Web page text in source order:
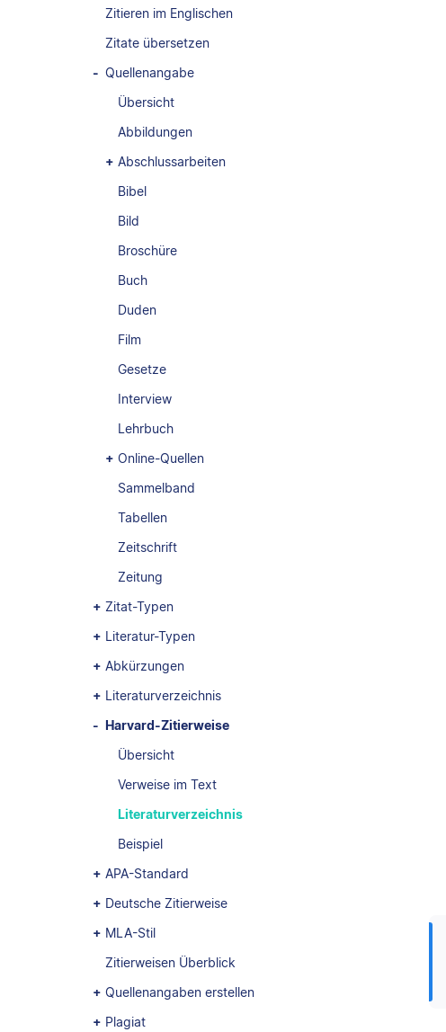
Zitieren im Englischen
Zitate übersetzen
Quellenangabe
Übersicht
Abbildungen
Abschlussarbeiten
Bibel
Bild
Broschüre
Buch
Duden
Film
Gesetze
Interview
Lehrbuch
Online-Quellen
Sammelband
Tabellen
Zeitschrift
Zeitung
Zitat-Typen
Literatur-Typen
Abkürzungen
Literaturverzeichnis
Harvard-Zitierweise
Übersicht
Verweise im Text
Literaturverzeichnis
Beispiel
APA-Standard
Deutsche Zitierweise
MLA-Stil
Zitierweisen Überblick
Quellenangaben erstellen
Plagiat